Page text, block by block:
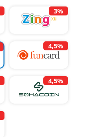
3%
4,5%
4,5%